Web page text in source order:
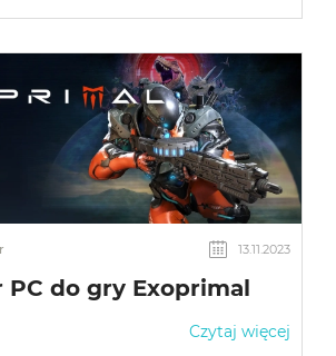
13.11.2023
do gry Exoprimal
Czytaj więcej